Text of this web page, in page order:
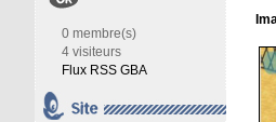
0 membre(s)
4 visiteurs
Flux RSS GBA